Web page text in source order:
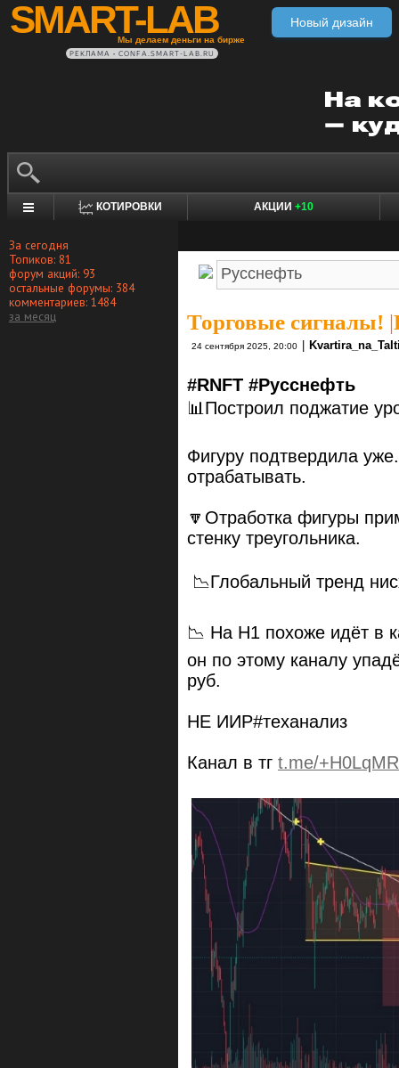
SMART-LAB
Мы делаем деньги на бирже
Новый дизайн
РЕКЛАМА • CONFA.SMART-LAB.RU
КОТИРОВКИ АКЦИИ +10
За сегодня
Топиков: 81
форум акций: 93
остальные форумы: 384
комментариев: 1484
за месяц
Торговые сигналы! |
24 сентября 2025, 20:00
#RNFT #Русснефть
📊Построил поджатие
Фигуру подтвердила
отрабатывать.
🔽Отработка фигуры
стенку треугольника.
📉Глобальный тренд
📉 На Н1 похоже идёт в
он по этому каналу
руб.
НЕ ИИР#теханализ
Канал в тг t.me/